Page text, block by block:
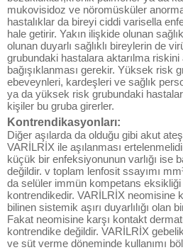
mukovisidoz ve nöromüsküler
hastalıklar da bireyi ciddi varisella
hale getirir. Yakın ilişkide olunan
olunan duyarlı sağlıklı bireylerin de
grubundaki hastalara aktarılma
bağışıklanması gerekir. Yüksek risk
ebeveynleri, kardeşleri ve sağlık
ya da yüksek risk grubundaki
kişiler bu gruba girerler.
Kontrendikasyonları:
Diğer aşılarda da olduğu gibi akut
VARİLRİX ile aşılanması
küçük bir enfeksiyonunun varlığı ise
değildir. v toplam lenfosit ssayımı
da selüler immün kompetans
kontrendikedir. VARİLRİX neomisine
bilinen sistemik aşırı duyarlılığı olan
Fakat neomisine karşı kontakt
kontrendike değildir. VARİLRİX
ve süt verme döneminde kullanımı